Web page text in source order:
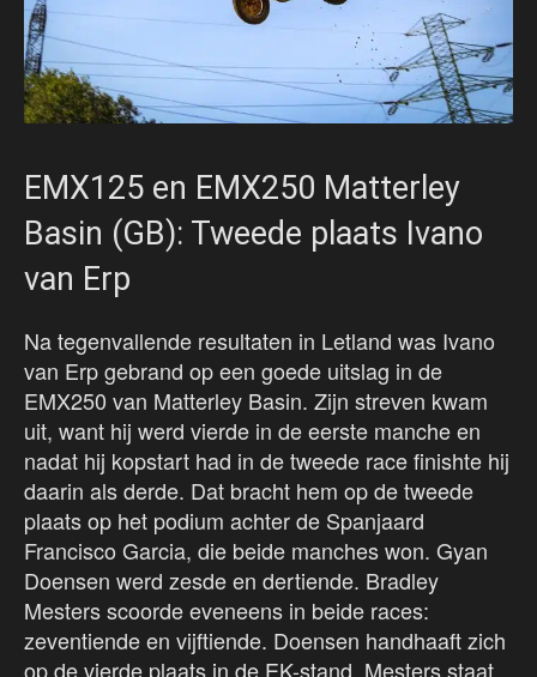
EMX125 en EMX250 Matterley
Basin (GB): Tweede plaats Ivano
van Erp
Na tegenvallende resultaten in Letland was Ivano
van Erp gebrand op een goede uitslag in de
EMX250 van Matterley Basin. Zijn streven kwam
uit, want hij werd vierde in de eerste manche en
nadat hij kopstart had in de tweede race finishte hij
daarin als derde. Dat bracht hem op de tweede
plaats op het podium achter de Spanjaard
Francisco Garcia, die beide manches won. Gyan
Doensen werd zesde en dertiende. Bradley
Mesters scoorde eveneens in beide races:
zeventiende en vijftiende. Doensen handhaaft zich
op de vierde plaats in de EK-stand, Mesters staat